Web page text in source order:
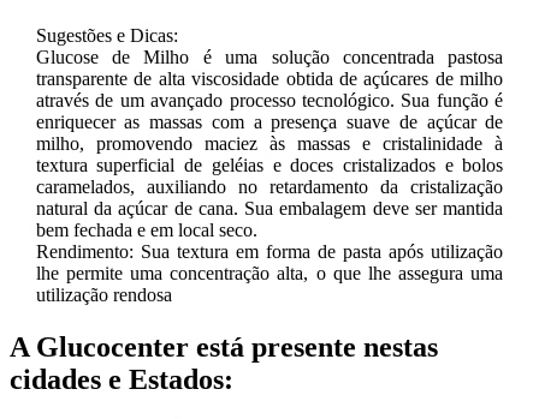
Sugestões e Dicas:
Glucose de Milho é uma solução concentrada pastosa
transparente de alta viscosidade obtida de açúcares de milho
através de um avançado processo tecnológico. Sua função é
enriquecer as massas com a presença suave de açúcar de
milho, promovendo maciez às massas e cristalinidade à
textura superficial de geléias e doces cristalizados e bolos
caramelados, auxiliando no retardamento da cristalização
natural da açúcar de cana. Sua embalagem deve ser mantida
bem fechada e em local seco.
Rendimento: Sua textura em forma de pasta após utilização
lhe permite uma concentração alta, o que lhe assegura uma
utilização rendosa
A Glucocenter está presente nestas
cidades e Estados: